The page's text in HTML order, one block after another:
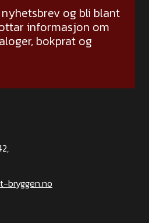
og bli blant
informasjon om
bokprat og
bryggen.no